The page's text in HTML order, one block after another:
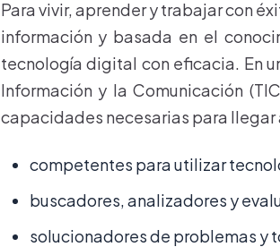
Para vivir, aprender y trabajar con
información y basada en el
tecnología digital con eficacia. En
Información y la Comunicación
capacidades necesarias para llegar
competentes para utilizar
buscadores, analizadores y
solucionadores de problemas y